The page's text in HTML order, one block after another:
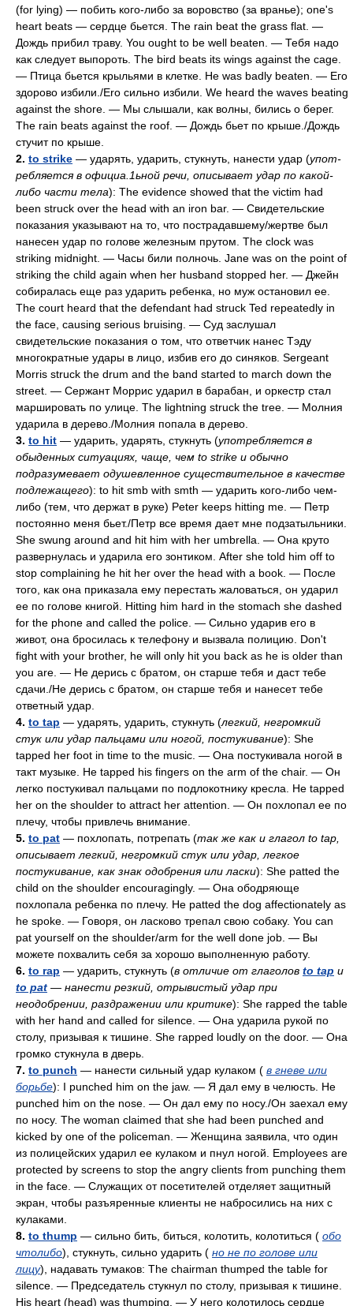
(for lying) — побить кого-либо за воровство (за вранье); one's
heart beats — сердце бьется. The rain beat the grass flat. —
Дождь прибил траву. You ought to be well beaten. — Тебя надо
как следует выпороть. The bird beats its wings against the cage.
— Птица бьется крыльями в клетке. Не was badly beaten. — Его
здорово избили./Ero сильно избили. We heard the waves beating
against the shore. — Мы слышали, как волны, бились о берег.
The rain beats against the roof. — Дождь бьет по крыше./Дождь
стучит по крыше.
2. to strike — ударять, ударить, стукнуть, нанести удар (упот-
ребляется в официа.1ьной речи, описывает удар по какой-
либо части тела): The evidence showed that the victim had
been struck over the head with an iron bar. — Свидетельские
показания указывают на то, что пострадавшему/жертве был
нанесен удар по голове железным прутом. The clock was
striking midnight. — Часы били полночь. Jane was on the point of
striking the child again when her husband stopped her. — Джейн
собиралась еще раз ударить ребенка, но муж остановил ее.
The court heard that the defendant had struck Ted repeatedly in
the face, causing serious bruising. — Суд заслушал
свидетельские показания о том, что ответчик нанес Тэду
многократные удары в лицо, избив его до синяков. Sergeant
Morris struck the drum and the band started to march down the
street. — Сержант Моррис ударил в барабан, и оркестр стал
маршировать по улице. The lightning struck the tree. — Молния
ударила в дерево./Молния попала в дерево.
3. to hit — ударить, ударять, стукнуть (употребляется в
обыденных ситуациях, чаще, чем to strike и обычно
подразумевает одушевленное существительное в качестве
подлежащего): to hit smb with smth — ударить кого-либо чем-
либо (тем, что держат в руке) Peter keeps hitting me. — Петр
постоянно меня бьет./Петр все время дает мне подзатыльники.
She swung around and hit him with her umbrella. — Она круто
развернулась и ударила его зонтиком. After she told him off to
stop complaining he hit her over the head with a book. — После
того, как она приказала ему перестать жаловаться, он ударил
ее по голове книгой. Hitting him hard in the stomach she dashed
for the phone and called the police. — Сильно ударив его в
живот, она бросилась к телефону и вызвала полицию. Don't
fight with your brother, he will only hit you back as he is older than
you are. — He дерись с братом, он старше тебя и даст тебе
сдачи./Не дерись с братом, он старше тебя и нанесет тебе
ответный удар.
4. to tap — ударять, ударить, стукнуть (легкий, негромкий
стук или удар пальцами или ногой, постукивание): She
tapped her foot in time to the music. — Она постукивала ногой в
такт музыке. Не tapped his fingers on the arm of the chair. — Он
легко постукивал пальцами по подлокотнику кресла. Не tapped
her on the shoulder to attract her attention. — Он похлопал ее по
плечу, чтобы привлечь внимание.
5. to pat — похлопать, потрепать (так же как и глагол to tap,
описывает легкий, негромкий стук или удар, легкое
постукивание, как знак одобрения или ласки): She patted the
child on the shoulder encouragingly. — Она ободряюще
похлопала ребенка по плечу. Не patted the dog affectionately as
he spoke. — Говоря, он ласково трепал свою собаку. You can
pat yourself on the shoulder/arm for the well done job. — Вы
можете похвалить себя за хорошо выполненную работу.
6. to rap — ударить, стукнуть (в отличие от глаголов to tap и
to pat — нанести резкий, отрывистый удар при
неодобрении, раздражении или критике): She rapped the table
with her hand and called for silence. — Она ударила рукой по
столу, призывая к тишине. She rapped loudly on the door. — Она
громко стукнула в дверь.
7. to punch — нанести сильный удар кулаком ( в гневе или
борьбе): I punched him on the jaw. — Я дал ему в челюсть. Не
punched him on the nose. — Он дал ему по носу./Он заехал ему
по носу. The woman claimed that she had been punched and
kicked by one of the policeman. — Женщина заявила, что один
из полицейских ударил ее кулаком и пнул ногой. Employees are
protected by screens to stop the angry clients from punching them
in the face. — Служащих от посетителей отделяет защитный
экран, чтобы разъяренные клиенты не набросились на них с
кулаками.
8. to thump — сильно бить, биться, колотить, колотиться ( обо
чтолибо), стукнуть, сильно ударить ( но не по голове или
лицу), надавать тумаков: The chairman thumped the table for
silence. — Председатель стукнул по столу, призывая к тишине.
His heart (head) was thumping. — У него колотилось сердце